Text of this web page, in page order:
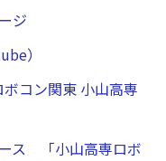
ジ
）
コン関東 小山高専
ス 「小山高専ロボ